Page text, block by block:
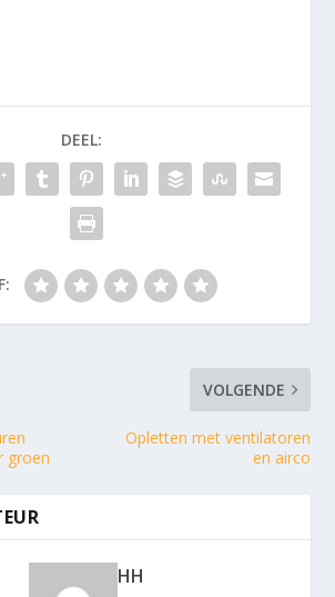
DEEL:
groen
VOLGENDE
Opletten met ventilatoren
en airco
HH